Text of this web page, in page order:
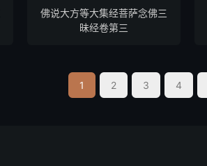
佛说大方等大集经菩萨念佛三
昧经卷第三
1 2 3 4